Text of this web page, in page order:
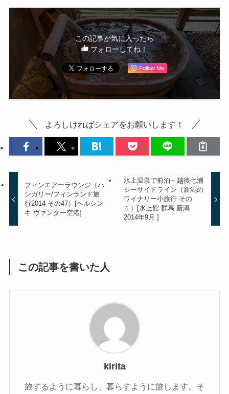
この記事が気に入ったら
フォローしてね！
Follow Me
よろしければシェアをお願いします！
フィンエアーラウンジ（ハ
ンガリー/フィンランド旅
行2014 その47）[ヘルシン
キ ヴァンター空港]
水上温泉で前泊～越後七浦
シーサイドライン（新潟の
ワイナリー小旅行 その
１）[水上館 群馬 新潟
2014年9月 ]
この記事を書いた人
kirita
旅するように暮らし、暮らすように旅します。そ